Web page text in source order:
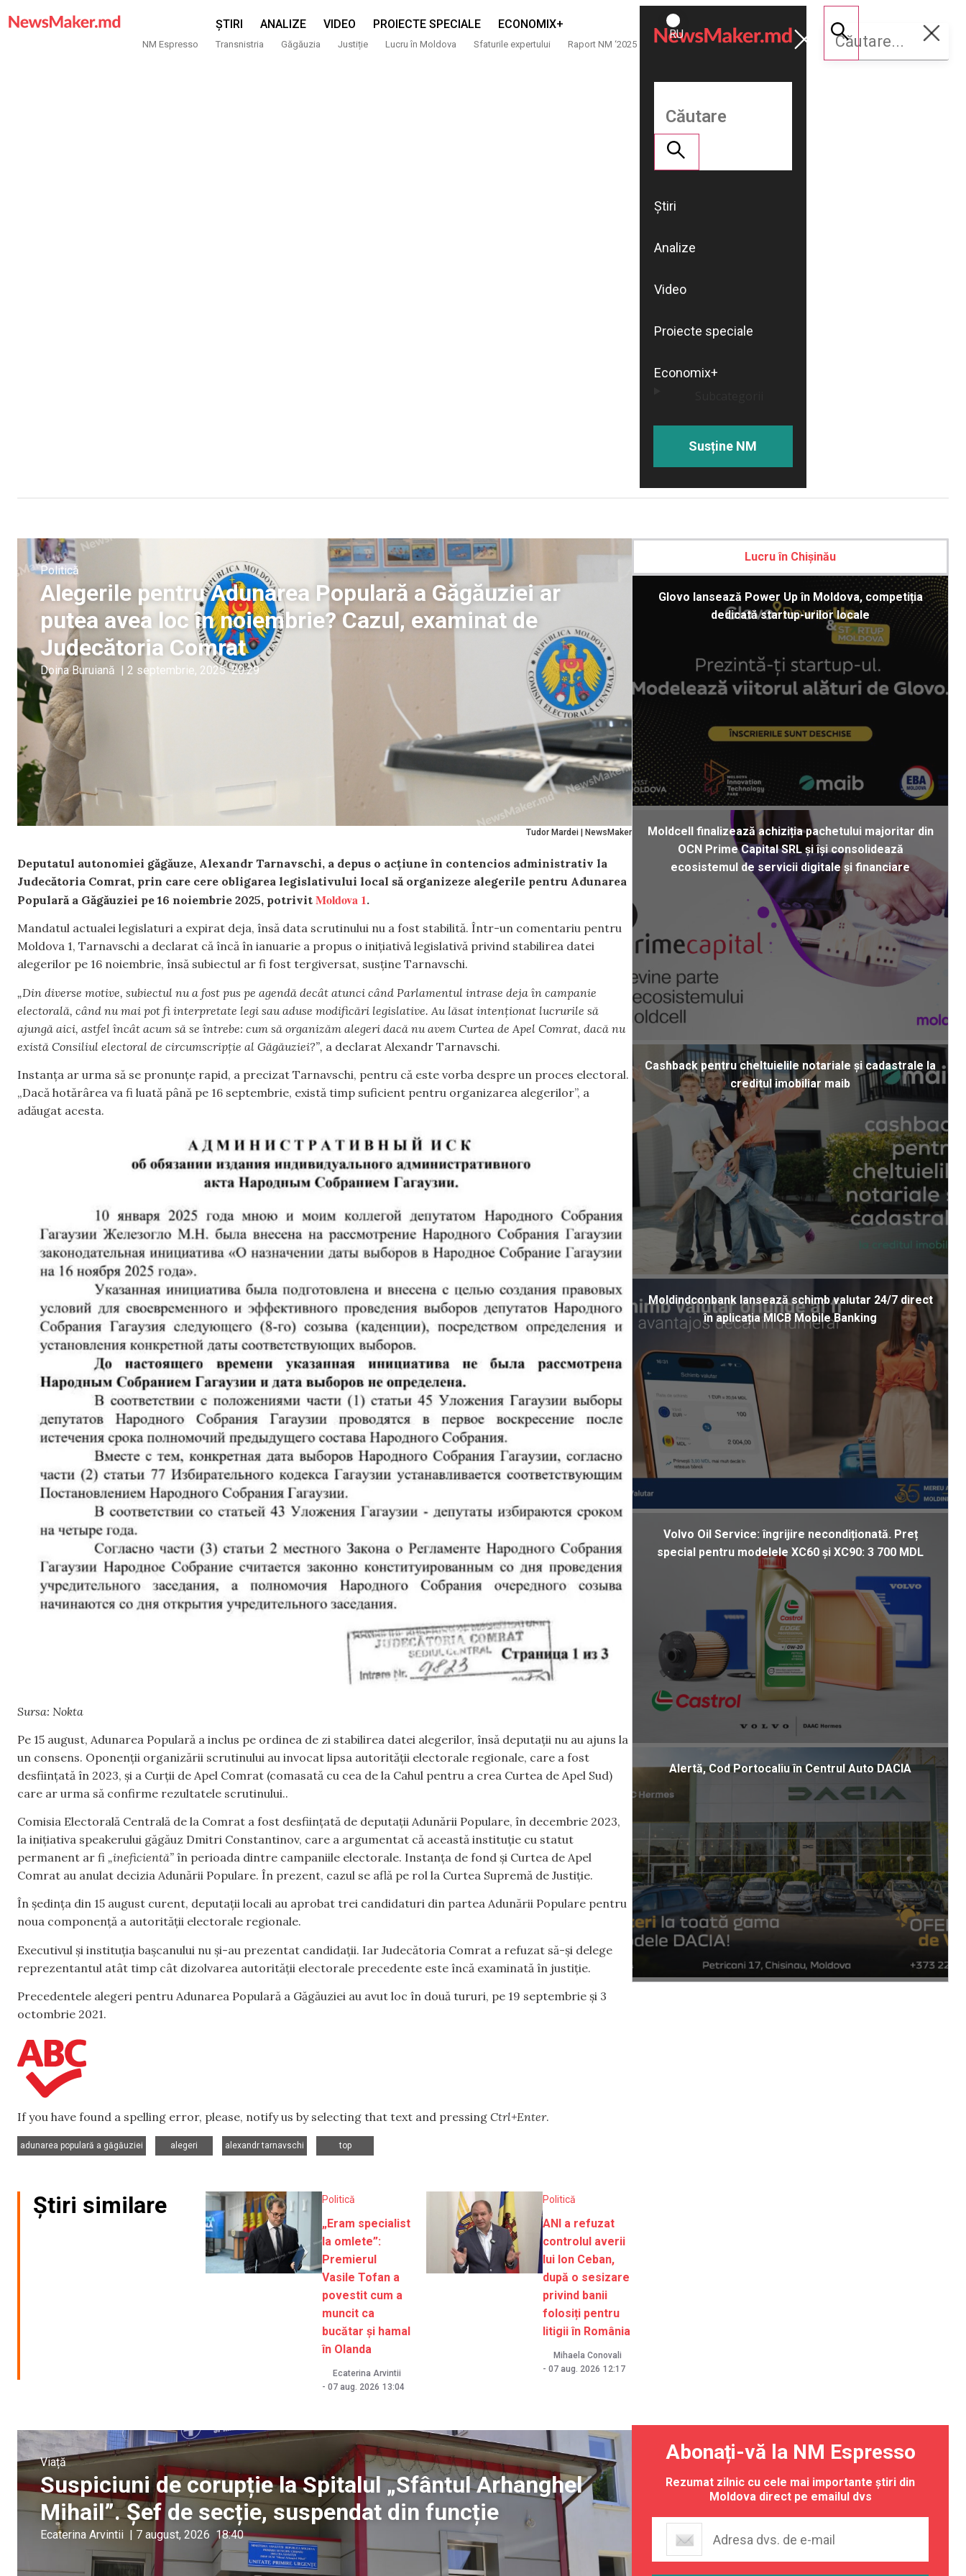
ȘTIRI ANALIZE VIDEO PROIECTE SPECIALE ECONOMIX+
NM Espresso Transnistria Găgăuzia Justiție Lucru în Moldova Sfaturile expertului Raport NM ‘2025
ROMÂNĂ
RU
Susține
NM
Știri
Analize
Video
Proiecte speciale
Economix+
Susține NM
Tudor Mardei | NewsMaker
Politică
Alegerile pentru Adunarea Populară a Găgăuziei ar
putea avea loc în noiembrie? Cazul, examinat de
Judecătoria Comrat
Doina Buruiană | 2 septembrie, 2025 20:29
Deputatul autonomiei găgăuze, Alexandr Tarnavschi, a depus o acțiune în contencios administrativ la
Judecătoria Comrat, prin care cere obligarea legislativului local să organizeze alegerile pentru Adunarea
Populară a Găgăuziei pe 16 noiembrie 2025, potrivit Moldova 1.
Mandatul actualei legislaturi a expirat deja, însă data scrutinului nu a fost stabilită. Într-un comentariu pentru
Moldova 1, Tarnavschi a declarat că încă în ianuarie a propus o inițiativă legislativă privind stabilirea datei
alegerilor pe 16 noiembrie, însă subiectul ar fi fost tergiversat, susține Tarnavschi.
„Din diverse motive, subiectul nu a fost pus pe agendă decât atunci când Parlamentul intrase deja în campanie
electorală, când nu mai pot fi interpretate legi sau aduse modificări legislative. Au lăsat intenționat lucrurile să
ajungă aici, astfel încât acum să se întrebe: cum să organizăm alegeri dacă nu avem Curtea de Apel Comrat, dacă nu
există Consiliul electoral de circumscripție al Găgăuziei?”, a declarat Alexandr Tarnavschi.
Instanța ar urma să se pronunțe rapid, a precizat Tarnavschi, pentru că este vorba despre un proces electoral.
„Dacă hotărârea va fi luată până pe 16 septembrie, există timp suficient pentru organizarea alegerilor”, a
adăugat acesta.
Sursa: Nokta
Pe 15 august, Adunarea Populară a inclus pe ordinea de zi stabilirea datei alegerilor, însă deputații nu au ajuns la
un consens. Oponenții organizării scrutinului au invocat lipsa autorității electorale regionale, care a fost
desființată în 2023, și a Curții de Apel Comrat (comasată cu cea de la Cahul pentru a crea Curtea de Apel Sud)
care ar urma să confirme rezultatele scrutinului..
Comisia Electorală Centrală de la Comrat a fost desființată de deputații Adunării Populare, în decembrie 2023,
la inițiativa speakerului găgăuz Dmitri Constantinov, care a argumentat că această instituție cu statut
permanent ar fi „ineficientă” în perioada dintre campaniile electorale. Instanța de fond și Curtea de Apel
Comrat au anulat decizia Adunării Populare. În prezent, cazul se află pe rol la Curtea Supremă de Justiție.
În ședința din 15 august curent, deputații locali au aprobat trei candidaturi din partea Adunării Populare pentru
noua componență a autorității electorale regionale.
Executivul și instituția bașcanului nu și-au prezentat candidații. Iar Judecătoria Comrat a refuzat să-și delege
reprezentantul atât timp cât dizolvarea autorității electorale precedente este încă examinată în justiție.
Precedentele alegeri pentru Adunarea Populară a Găgăuziei au avut loc în două tururi, pe 19 septembrie și 3
octombrie 2021.
If you have found a spelling error, please, notify us by selecting that text and pressing Ctrl+Enter.
adunarea populară a găgăuziei
alegeri
alexandr tarnavschi
top
Știri similare Politică
„Eram specialist
la omlete”:
Premierul
Vasile Tofan a
povestit cum a
muncit ca
bucătar și hamal
în Olanda
Ecaterina Arvintii
- 07 aug. 2026 13:04
Politică
ANI a refuzat
controlul averii
lui Ion Ceban,
după o sesizare
privind banii
folosiți pentru
litigii în România
Mihaela Conovali
- 07 aug. 2026 12:17
Viață
Suspiciuni de corupție la Spitalul „Sfântul Arhanghel
Mihail”. Șef de secție, suspendat din funcție
Ecaterina Arvintii | 7 august, 2026 18:40
Lucru în Chișinău
Glovo lansează Power Up în Moldova, competiția
dedicată startup-urilor locale
Moldcell finalizează achiziția pachetului majoritar din
OCN Prime Capital SRL și își consolidează
ecosistemul de servicii digitale și financiare
Cashback pentru cheltuielile notariale și cadastrale la
creditul imobiliar maib
Moldindconbank lansează schimb valutar 24/7 direct
în aplicația MICB Mobile Banking
Volvo Oil Service: îngrijire necondiționată. Preț
special pentru modelele XC60 și XC90: 3 700 MDL
Alertă, Cod Portocaliu în Centrul Auto DACIA
Abonați-vă la NM Espresso
Rezumat zilnic cu cele mai importante știri din
Moldova direct pe emailul dvs